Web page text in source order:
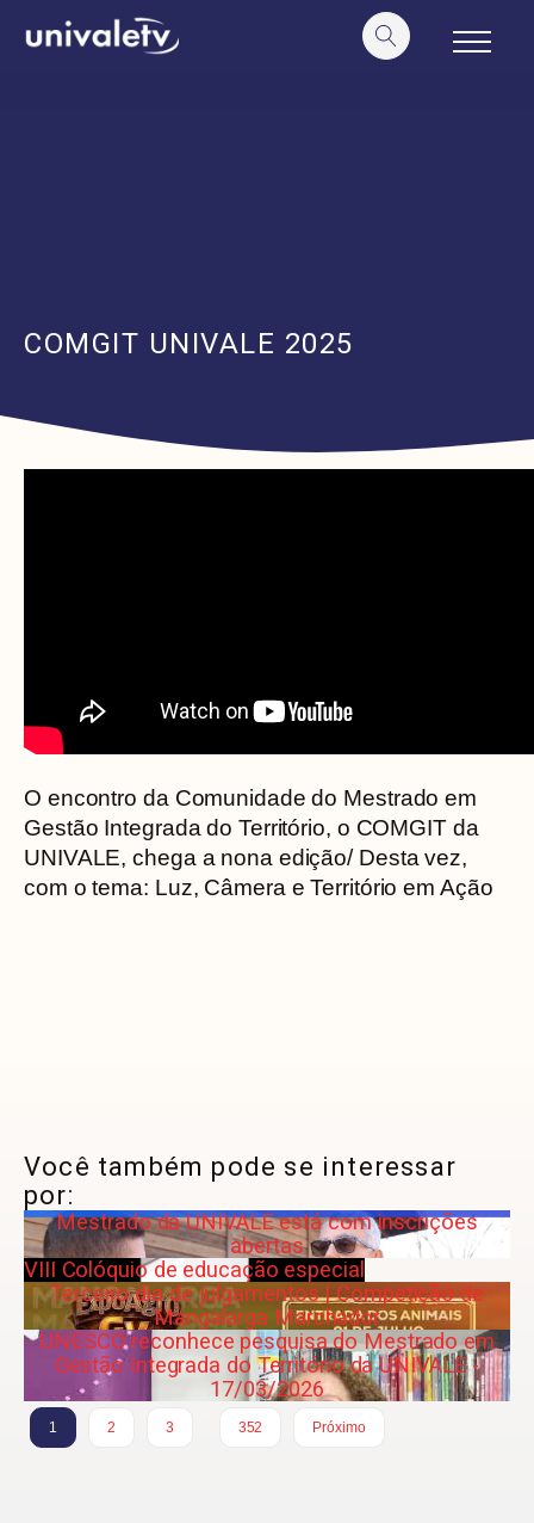
conteúdo
COMGIT UNIVALE 2025
O encontro da Comunidade do Mestrado em
Gestão Integrada do Território, o COMGIT da
UNIVALE, chega a nona edição/ Desta vez,
com o tema: Luz, Câmera e Território em Ação
Você também pode se interessar
por:
Mestrado da UNIVALE está com inscrições
abertas
VIII Colóquio de educação especial
Terceiro dia de julgamentos | Competição de
Mangalarga Marchador
UNESCO reconhece pesquisa do Mestrado em
Gestão Integrada do Território da UNIVALE -
17/03/2026
1 2 3
352
Próximo